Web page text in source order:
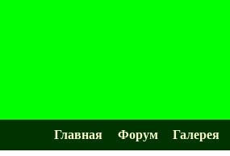
Главная Форум Галерея